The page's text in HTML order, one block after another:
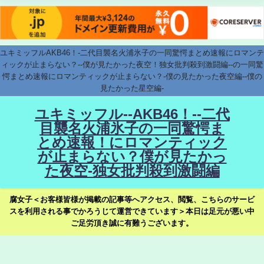
ユキミッフルAKB46！-二代目襲名火浦氷子の一同驚愕まとめ速報にロマンテ
ィックが止まらない？--僕が見たかった夜空！独女批判殺到激闘編--の一同驚
愕まとめ速報にロマンティックが止まらない？-僕の見たかった夜空編--僕の
見たかった星空編-
ユキミッフル--AKB46！--二代
目襲名火浦氷子の一同驚愕ま
とめ速報！にロマンティック
が止まらない？僕が見たかっ
た夜空-独女批判殺到激闘編
腐女子＜お客様皆様が掲載の記事等へアクセス、閲覧、こちらのサービ
スを利用される事でかろうじて運営できています＞本日は足元が悪い中
ご足労頂き誠に有難うございます。